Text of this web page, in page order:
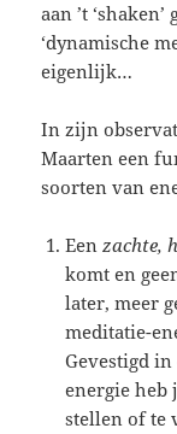
aan ’t
‘dynamische
eigenlijk…
In zijn
Maarten een
soorten van
Eenzachte,
komt en
later, meer
meditatie-
Gevestigd
energie heb
stellen of te